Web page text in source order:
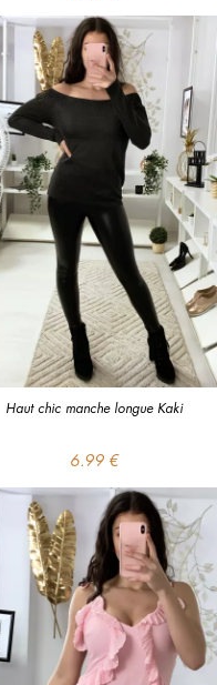
Haut chic manche longue Kaki
6.99 €